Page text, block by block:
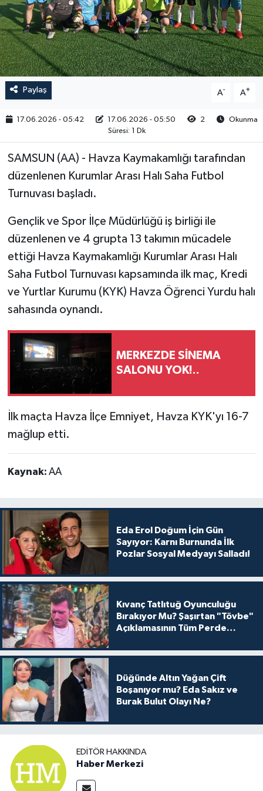
Paylaş A- A+
17.06.2026 - 05:42 17.06.2026 - 05:50 2
Okunma
Süresi: 1 Dk
SAMSUN (AA) - Havza Kaymakamlığı tarafından
düzenlenen Kurumlar Arası Halı Saha Futbol
Turnuvası başladı.
Gençlik ve Spor İlçe Müdürlüğü iş birliği ile
düzenlenen ve 4 grupta 13 takımın mücadele
ettiği Havza Kaymakamlığı Kurumlar Arası Halı
Saha Futbol Turnuvası kapsamında ilk maç, Kredi
ve Yurtlar Kurumu (KYK) Havza Öğrenci Yurdu halı
sahasında oynandı.
MERKEZDE SİNEMA
SALONU YOK!..
İlk maçta Havza İlçe Emniyet, Havza KYK'yı 16-7
mağlup etti.
Kaynak: AA
Eda Erol Doğum İçin Gün
Sayıyor: Karnı Burnunda İlk
Pozlar Sosyal Medyayı Salladı!
Kıvanç Tatlıtuğ Oyunculuğu
Bırakıyor Mu? Şaşırtan "Tövbe"
Açıklamasının Tüm Perde
Düğünde Altın Yağan Çift
Boşanıyor mu? Eda Sakız ve
Burak Bulut Olayı Ne?
EDITÖR HAKKINDA
Haber Merkezi
RESMİ İLAN